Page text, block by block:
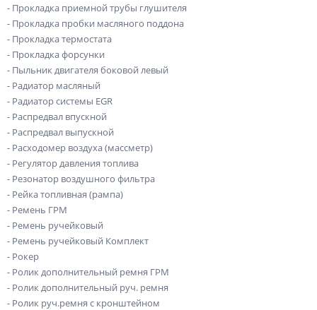
- Прокладка приемной трубы глушителя
- Прокладка пробки масляного поддона
- Прокладка термостата
- Прокладка форсунки
- Пыльник двигателя боковой левый
- Радиатор масляный
- Радиатор системы EGR
- Распредвал впускной
- Распредвал выпускной
- Расходомер воздуха (массметр)
- Регулятор давления топлива
- Резонатор воздушного фильтра
- Рейка топливная (рампа)
- Ремень ГРМ
- Ремень ручейковый
- Ремень ручейковый Комплект
- Рокер
- Ролик дополнительный ремня ГРМ
- Ролик дополнительный руч. ремня
- Ролик руч.ремня с кронштейном